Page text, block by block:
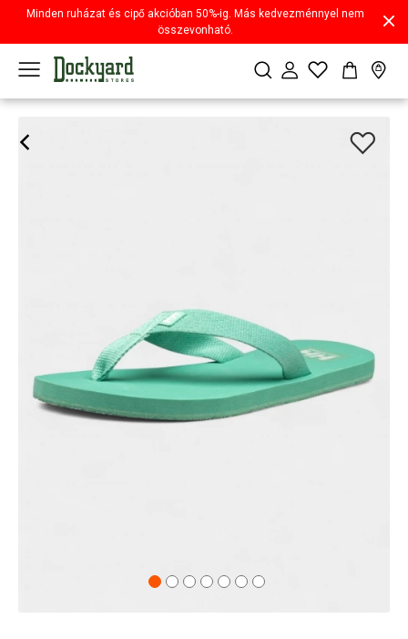
Minden ruházat és cipő akcióban 50%-ig. Más kedvezménnyel nem
összevonható.